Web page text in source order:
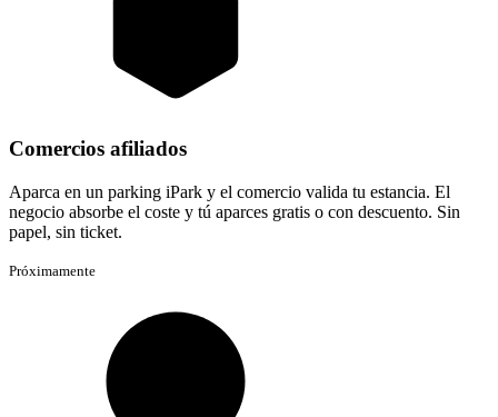
Comercios afiliados
Aparca en un parking iPark y el comercio valida tu estancia. El
negocio absorbe el coste y tú aparces gratis o con descuento. Sin
papel, sin ticket.
Próximamente